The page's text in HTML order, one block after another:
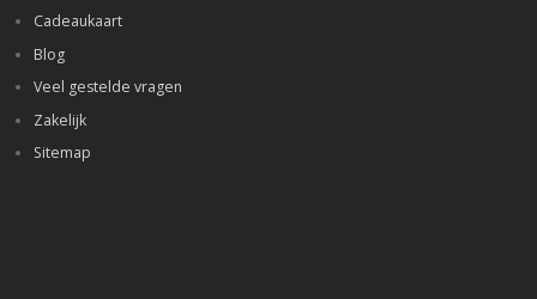
Cadeaukaart
Blog
Veel gestelde vragen
Zakelijk
Sitemap